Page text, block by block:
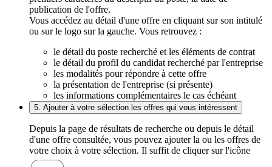
publication de l'offre.
Vous accédez au détail d'une offre en cliquant sur son intitulé
ou sur le logo sur la gauche. Vous retrouvez :
le détail du poste recherché et les éléments de contrat
le détail du profil du candidat recherché par l'entreprise
les modalités pour répondre à cette offre
la présentation de l'entreprise (si présente)
les informations complémentaires le cas échéant
5. Ajouter à votre sélection les offres qui vous intéressent
Depuis la page de résultats de recherche ou depuis le détail
d'une offre consultée, vous pouvez ajouter la ou les offres de
votre choix à votre sélection. Il suffit de cliquer sur l'icône